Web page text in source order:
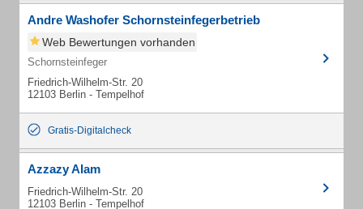
Andre Washofer Schornsteinfegerbetrieb
Web Bewertungen vorhanden
Schornsteinfeger
Friedrich-Wilhelm-Str. 20
12103 Berlin - Tempelhof
Gratis-Digitalcheck
Azzazy Alam
Friedrich-Wilhelm-Str. 20
12103 Berlin - Tempelhof